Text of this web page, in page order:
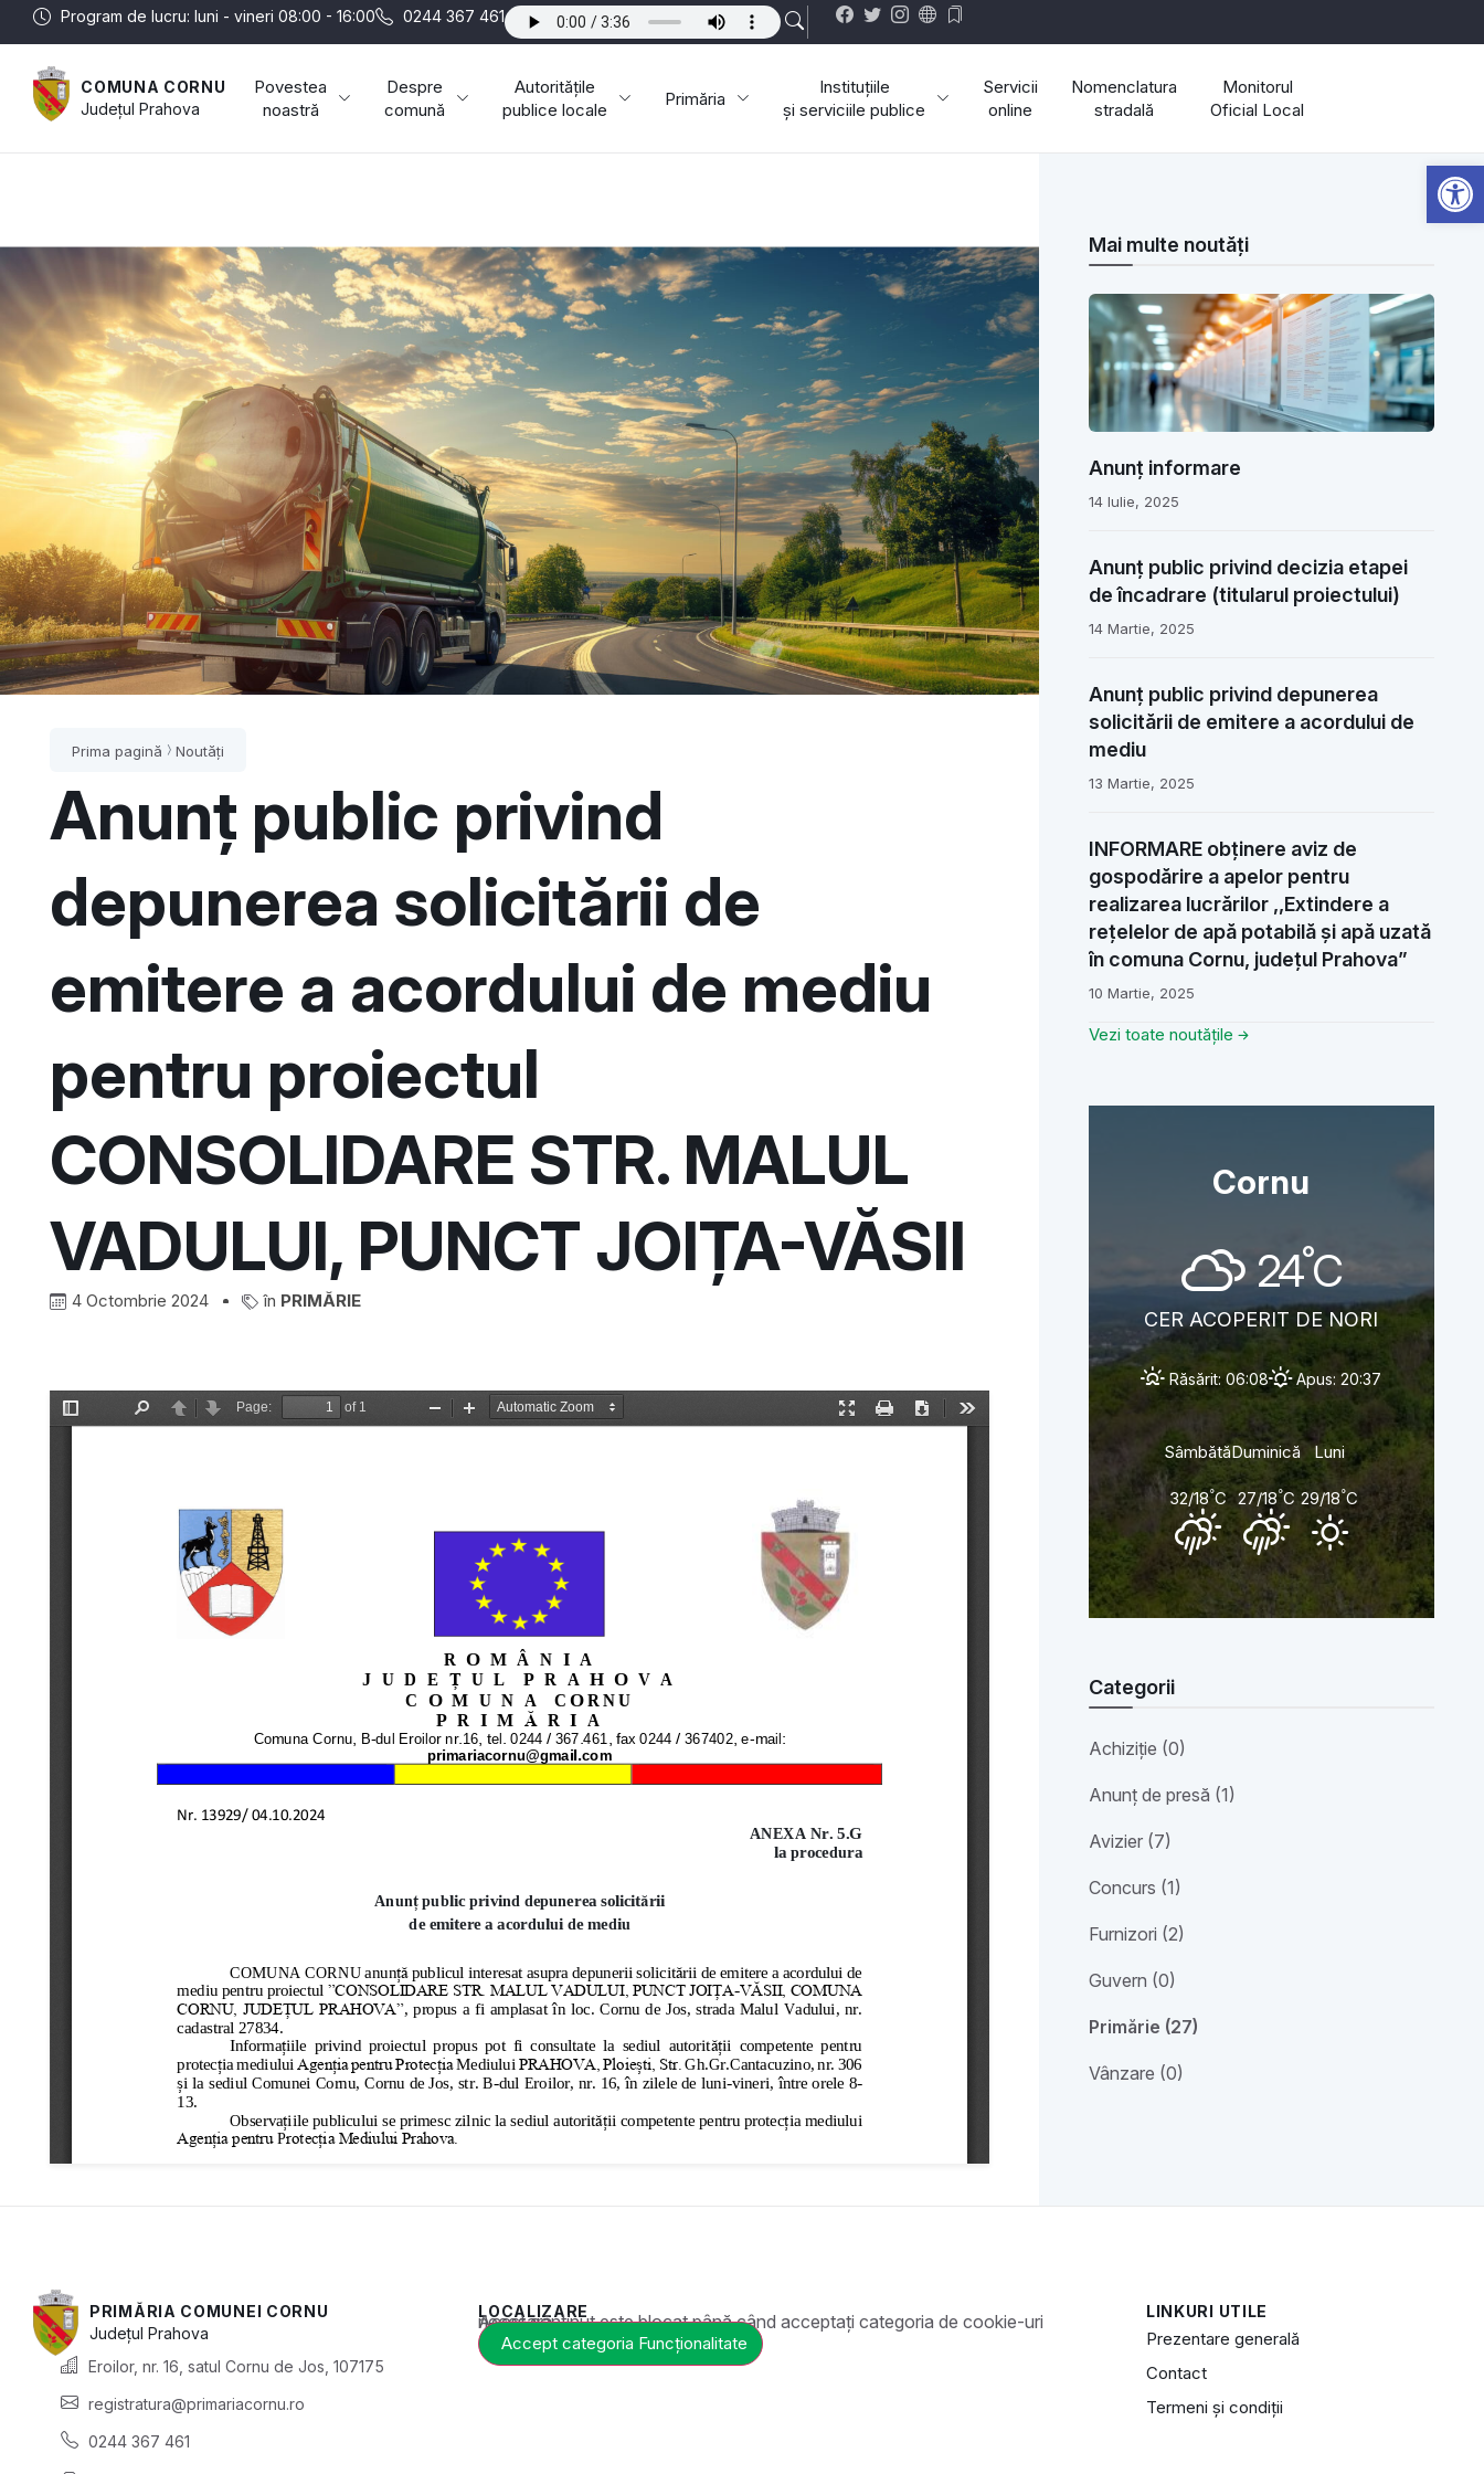
Program de lucru: luni - vineri 08:00 - 16:00 0244 367 461
COMUNA CORNU
JudețulPrahova
Povestea
noastră
Despre
comună
Autoritățile
publice locale
Primăria
Instituțiile
și serviciile publice
Servicii
online
Nomenclatura
stradală
Monitorul
Oficial Local
Prima pagină Noutăți
Anunț public privind
depunerea solicitării de
emitere a acordului de mediu
pentru proiectul
CONSOLIDARE STR. MALUL
VADULUI, PUNCT JOIȚA-VĂSII
4 Octombrie 2024 în PRIMĂRIE
Mai multe noutăți
Anunț informare
14 Iulie, 2025
Anunț public privind decizia etapei
de încadrare (titularul proiectului)
14 Martie, 2025
Anunț public privind depunerea
solicitării de emitere a acordului de
mediu
13 Martie, 2025
INFORMARE obținere aviz de
gospodărire a apelor pentru
realizarea lucrărilor ,,Extindere a
rețelelor de apă potabilă și apă uzată
în comuna Cornu, județul Prahova”
10 Martie, 2025
Vezi toate noutățile
Cornu
24°C
CER ACOPERIT DE NORI
Răsărit: 06:08 Apus: 20:37
Sâmbătă
32/18°C
Duminică
27/18°C
Luni
29/18°C
Categorii
Achiziție (0)
Anunț de presă (1)
Avizier (7)
Concurs (1)
Furnizori (2)
Guvern (0)
Primărie (27)
Vânzare (0)
PRIMĂRIA COMUNEI CORNU
JudețulPrahova
Eroilor, nr. 16, satul Cornu de Jos, 107175
registratura@primariacornu.ro
0244 367 461
LOCALIZARE
Acest conținut este blocat până când acceptați categoria de cookie-uri necesară.
Accept categoria Funcționalitate
LINKURI UTILE
Prezentare generală
Contact
Termeni și condiții